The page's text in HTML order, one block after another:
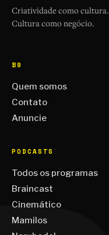
Criatividade como cultura.
Cultura como negócio.
B9
Quem somos
Contato
Anuncie
PODCASTS
Todos os programas
Braincast
Cinemático
Mamilos